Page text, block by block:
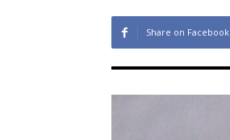
Share on Facebook